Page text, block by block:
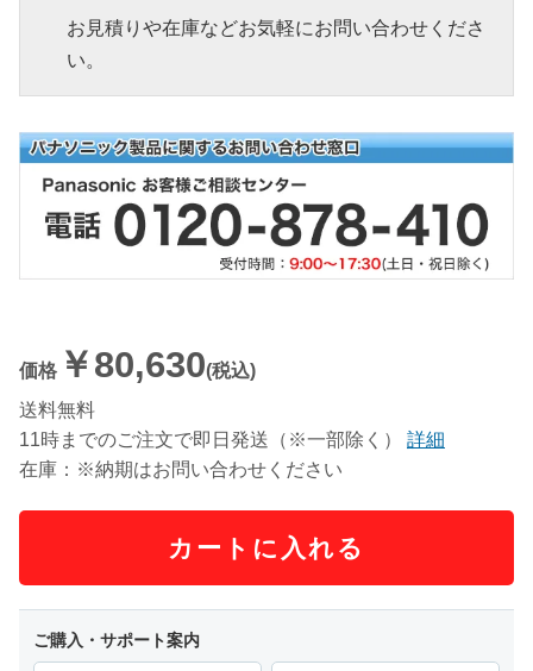
お見積りや在庫などお気軽にお問い合わせくださ
い。
価格 ￥80,630(税込)
送料無料
11時までのご注文で即日発送（※一部除く）
詳細
在庫：※納期はお問い合わせください
カートに入れる